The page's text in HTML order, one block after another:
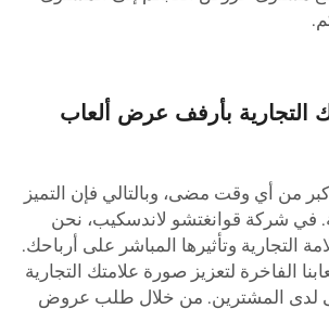
بأرفف عرض ألعاب
من أي وقت مضى، وبالتالي فإن التميز
في شركة قوانغتشو لاندسكيب، نحن
وتأثيرها المباشر على أرباحك.
الفاخرة لتعزيز صورة علامتك التجارية
لدى المشترين. من خلال طلب عروض